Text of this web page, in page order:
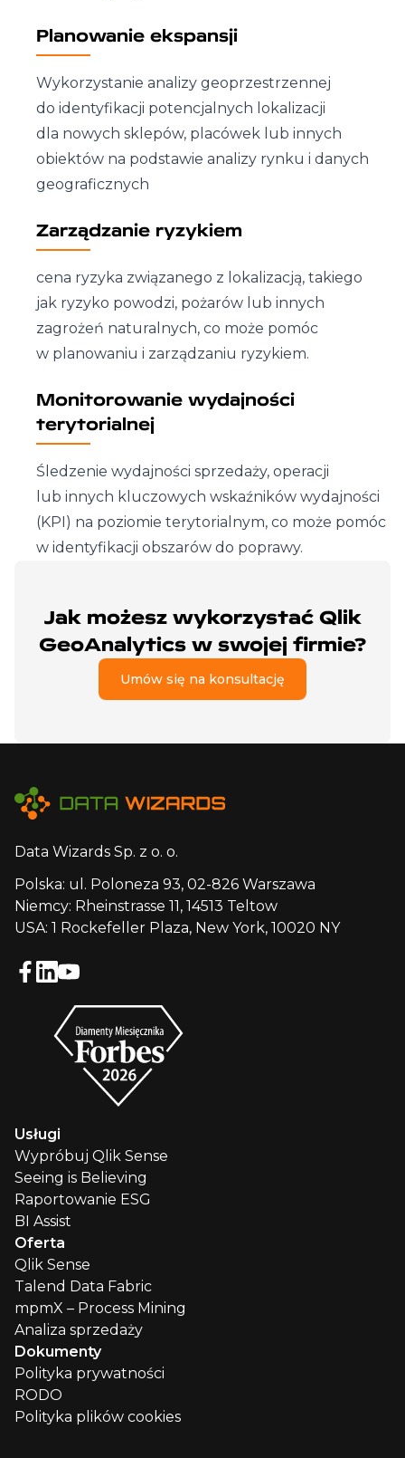
Planowanie ekspansji
Wykorzystanie analizy geoprzestrzennej
do identyfikacji potencjalnych lokalizacji
dla nowych sklepów, placówek lub innych
obiektów na podstawie analizy rynku i danych
geograficznych
Zarządzanie ryzykiem
cena ryzyka związanego z lokalizacją, takiego
jak ryzyko powodzi, pożarów lub innych
zagrożeń naturalnych, co może pomóc
w planowaniu i zarządzaniu ryzykiem.
Monitorowanie wydajności
terytorialnej
Śledzenie wydajności sprzedaży, operacji
lub innych kluczowych wskaźników wydajności
(KPI) na poziomie terytorialnym, co może pomóc
w identyfikacji obszarów do poprawy.
Jak możesz wykorzystać Qlik
GeoAnalytics w swojej firmie?
Umów się na konsultację
Data Wizards Sp. z o. o.
Polska: ul. Poloneza 93, 02-826 Warszawa
Niemcy: Rheinstrasse 11, 14513 Teltow
USA: 1 Rockefeller Plaza, New York, 10020 NY
Usługi
Wypróbuj Qlik Sense
Seeing is Believing
Raportowanie ESG
BI Assist
Oferta
Qlik Sense
Talend Data Fabric
mpmX – Process Mining
Analiza sprzedaży
Dokumenty
Polityka prywatności
RODO
Polityka plików cookies